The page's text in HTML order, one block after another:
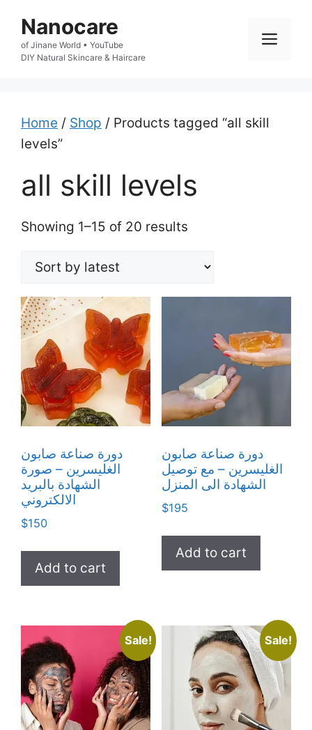
content
Nanocare
of Jinane World • YouTube
DIY Natural Skincare & Haircare
Home / Shop / Products tagged “all skill
levels”
all skill levels
Showing 1–15 of 20 results
latest
دورة صناعة صابون
الغليسرين – صورة
الشهادة بالبريد
الالكتروني
$150
Add to cart
دورة صناعة صابون
الغليسرين – مع توصيل
الشهادة الى المنزل
$195
Add to cart
Sale! Sale!